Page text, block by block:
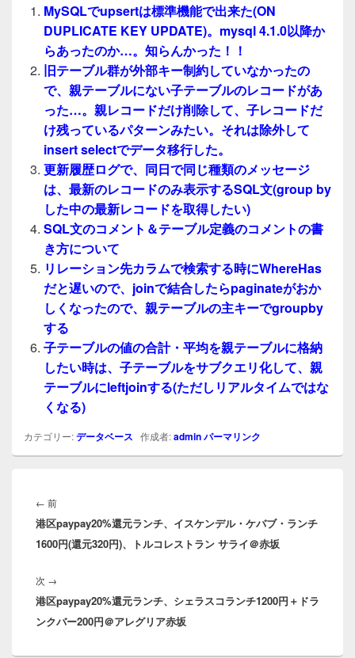
MySQLでupsertは標準機能で出来た(ON
DUPLICATE KEY UPDATE)。mysql 4.1.0以降か
らあったのか…。知らんかった！！
旧テーブル群が外部キー制約していなかったの
で、親テーブルにない子テーブルのレコードがあ
った…。親レコードだけ削除して、子レコードだ
け残っているパターンみたい。それは除外して
insert selectでデータ移行した。
更新履歴ログで、同日で同じ種類のメッセージ
は、最新のレコードのみ表示するSQL文(group by
した中の最新レコードを取得したい)
SQL文のコメント＆テーブル定義のコメントの書
き方について
リレーション先カラムで検索する時にWhereHas
だと遅いので、joinで結合したらpaginateがおか
しくなったので、親テーブルの主キーでgroupby
する
子テーブルの値の合計・平均を親テーブルに格納
したい時は、子テーブルをサブクエリ化して、親
テーブルにleftjoinする(ただしリアルタイムではな
くなる)
カテゴリー:データベース 作成者:adminパーマリンク
稿
ナ
ビ
ゲ
シ
ョ
ン
← 前前
の
投
港区paypay20%還元ランチ、イスケンデル・ケバブ・ランチ
1600円(還元320円)、トルコレストラン サライ＠赤坂
次 →
の
投
港区paypay20%還元ランチ、シェラスコランチ1200円＋ドラ
ンクバー200円＠アレグリア赤坂